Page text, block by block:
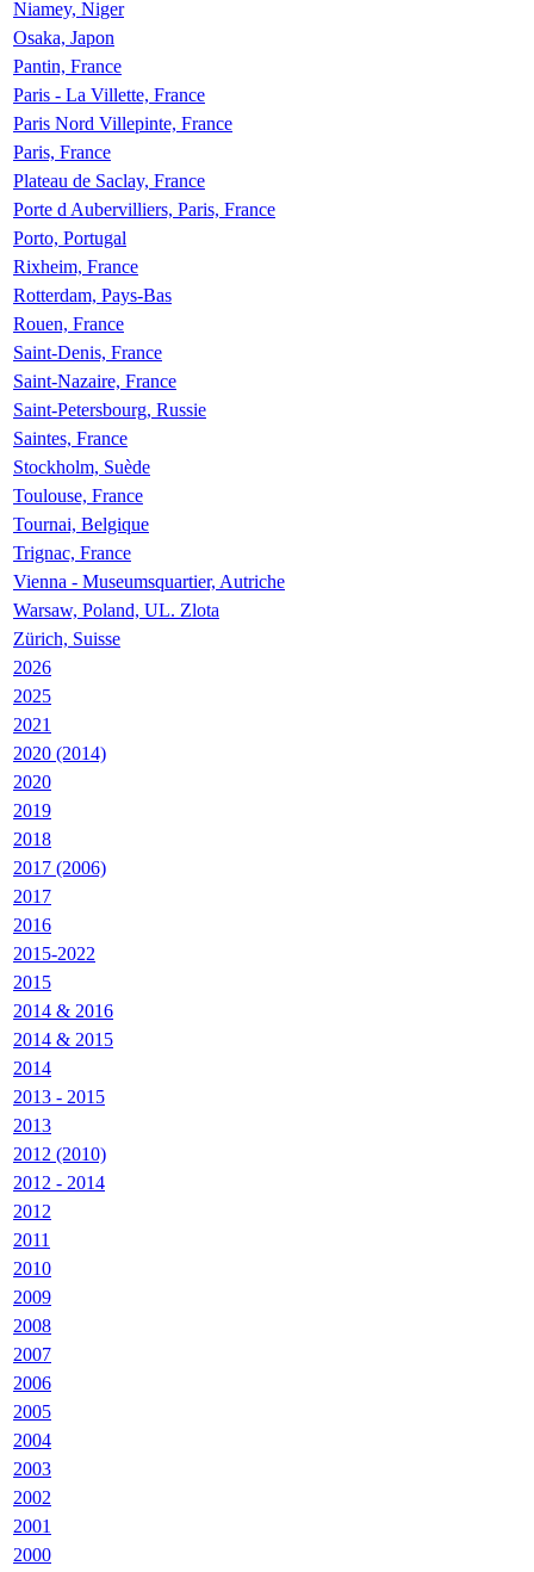
Niamey, Niger
Osaka, Japon
Pantin, France
Paris - La Villette, France
Paris Nord Villepinte, France
Paris, France
Plateau de Saclay, France
Porte d Aubervilliers, Paris, France
Porto, Portugal
Rixheim, France
Rotterdam, Pays-Bas
Rouen, France
Saint-Denis, France
Saint-Nazaire, France
Saint-Petersbourg, Russie
Saintes, France
Stockholm, Suède
Toulouse, France
Tournai, Belgique
Trignac, France
Vienna - Museumsquartier, Autriche
Warsaw, Poland, UL. Zlota
Zürich, Suisse
2026
2025
2021
2020 (2014)
2020
2019
2018
2017 (2006)
2017
2016
2015-2022
2015
2014 & 2016
2014 & 2015
2014
2013 - 2015
2013
2012 (2010)
2012 - 2014
2012
2011
2010
2009
2008
2007
2006
2005
2004
2003
2002
2001
2000